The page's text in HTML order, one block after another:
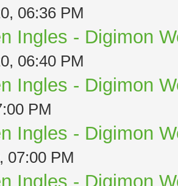
06:36 PM
Ingles - Digimon
06:40 PM
Ingles - Digimon
PM
Ingles - Digimon
07:00 PM
Ingles - Digimon